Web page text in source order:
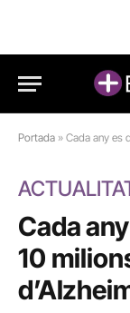
Portada » Cada any es
Cada
10